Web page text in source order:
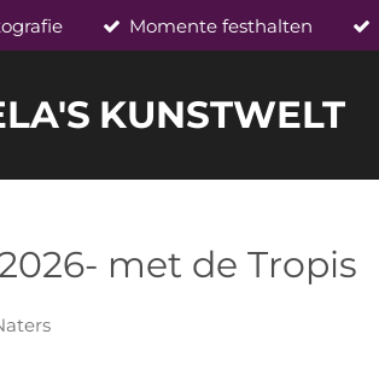
Momente festhalten
KUNSTWELT
met de Tropis